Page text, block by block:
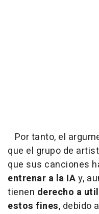
Por tanto, el
que el grupo de
que sus canciones
entrenar a la IAy,
tienen derecho a
estos fines, debido